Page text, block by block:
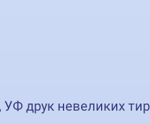
друк невеликих